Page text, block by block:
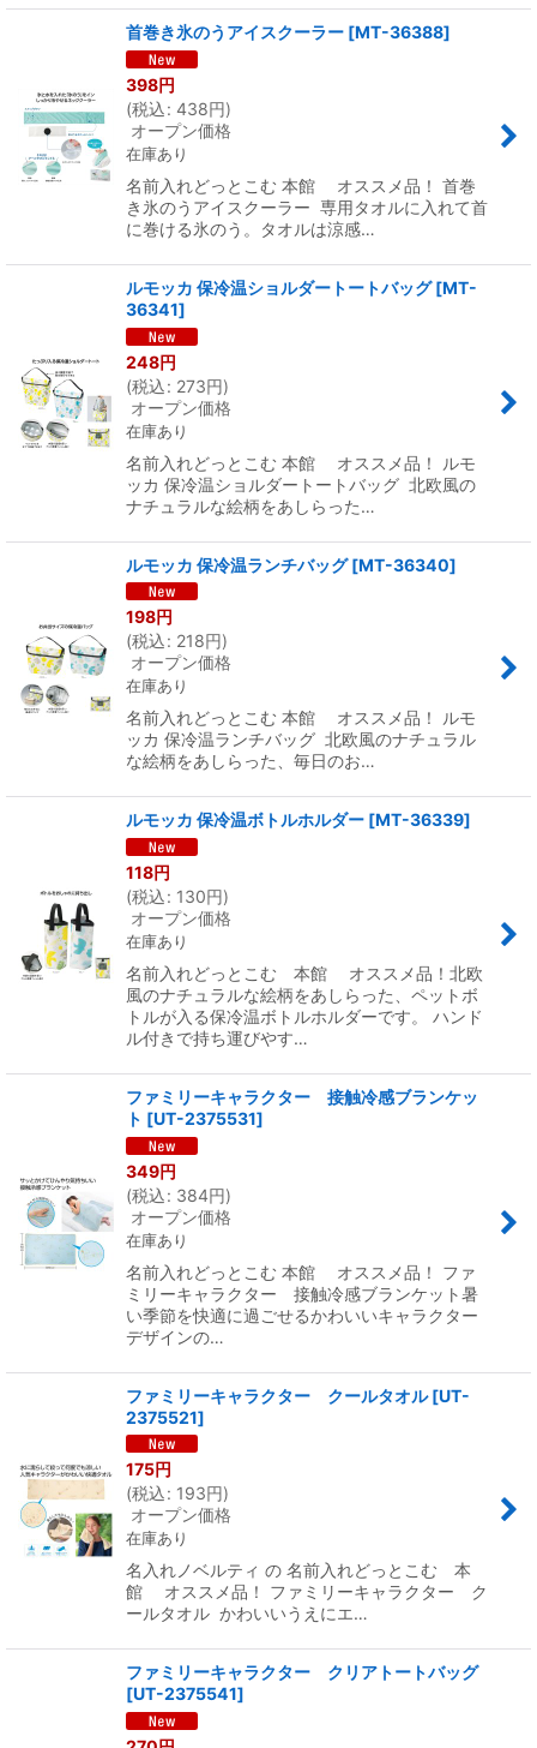
首巻き氷のうアイスクーラー [MT-36388]
398円
(税込: 438円)
オープン価格
在庫あり
名前入れどっとこむ 本館 オススメ品！ 首巻
き氷のうアイスクーラー 専用タオルに入れて首
に巻ける氷のう。タオルは涼感…
ルモッカ 保冷温ショルダートートバッグ [MT-
36341]
248円
(税込: 273円)
オープン価格
在庫あり
名前入れどっとこむ 本館 オススメ品！ ルモ
ッカ 保冷温ショルダートートバッグ 北欧風の
ナチュラルな絵柄をあしらった…
ルモッカ 保冷温ランチバッグ [MT-36340]
198円
(税込: 218円)
オープン価格
在庫あり
名前入れどっとこむ 本館 オススメ品！ ルモ
ッカ 保冷温ランチバッグ 北欧風のナチュラル
な絵柄をあしらった、毎日のお…
ルモッカ 保冷温ボトルホルダー [MT-36339]
118円
(税込: 130円)
オープン価格
在庫あり
名前入れどっとこむ 本館 オススメ品！北欧
風のナチュラルな絵柄をあしらった、ペットボ
トルが入る保冷温ボトルホルダーです。 ハンド
ル付きで持ち運びやす…
ファミリーキャラクター 接触冷感ブランケッ
ト [UT-2375531]
349円
(税込: 384円)
オープン価格
在庫あり
名前入れどっとこむ 本館 オススメ品！ ファ
ミリーキャラクター 接触冷感ブランケット暑
い季節を快適に過ごせるかわいいキャラクター
デザインの…
ファミリーキャラクター クールタオル [UT-
2375521]
175円
(税込: 193円)
オープン価格
在庫あり
名入れノベルティ の 名前入れどっとこむ 本
館 オススメ品！ ファミリーキャラクター ク
ールタオル かわいいうえにエ…
ファミリーキャラクター クリアトートバッグ
[UT-2375541]